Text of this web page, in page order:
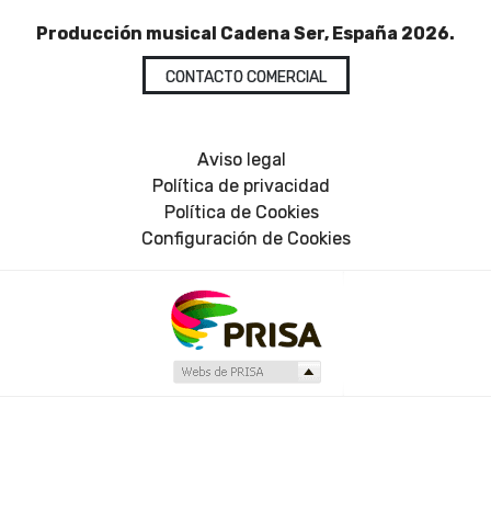
Producción musical Cadena Ser, España 2026.
CONTACTO COMERCIAL
Aviso legal
Política de privacidad
Política de Cookies
Configuración de Cookies